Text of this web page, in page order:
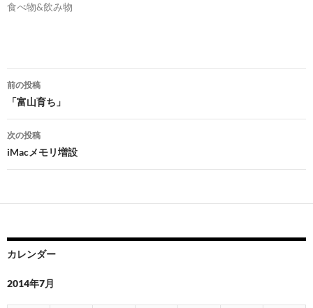
食べ物&飲み物
投
稿
ナ
ビ
ゲ
ー
ョ
ン
前の投稿
「富山育ち」
次の投稿
iMacメモリ増設
カレンダー
2014年7月